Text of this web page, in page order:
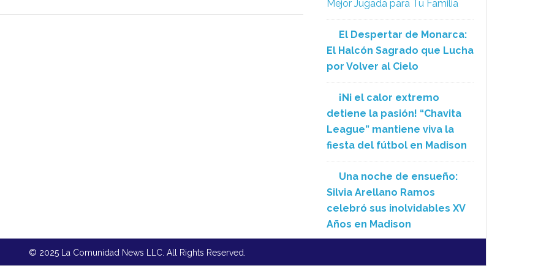
Mejor Jugada para Tu Familia
El Despertar de Monarca:
El Halcón Sagrado que Lucha
por Volver al Cielo
¡Ni el calor extremo
detiene la pasión! “Chavita
League” mantiene viva la
fiesta del fútbol en Madison
Una noche de ensueño:
Silvia Arellano Ramos
celebró sus inolvidables XV
Años en Madison
© 2025 La Comunidad News LLC. All Rights Reserved.